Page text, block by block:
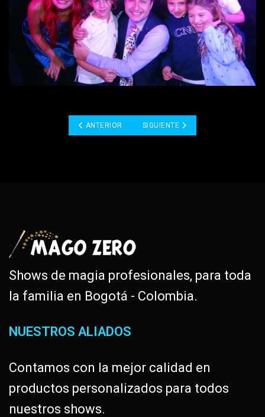
ARTÍCULO ANTERIOR: MAGIA CORPORATIVA |
ANTERIOR ARTÍCULO SIGUIENTE: MAGOS
SIGUIENTE
Shows de magia profesionales, para toda
la familia en Bogotá - Colombia.
NUESTROS ALIADOS
Contamos con la mejor calidad en
productos personalizados para todos
nuestros shows.